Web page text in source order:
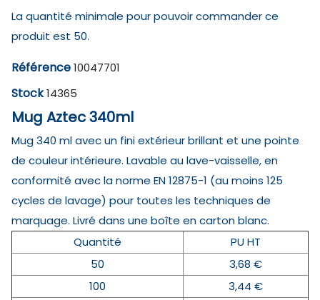
La quantité minimale pour pouvoir commander ce
produit est 50.
Référence10047701
Stock14365
Mug Aztec 340ml
Mug 340 ml avec un fini extérieur brillant et une pointe
de couleur intérieure. Lavable au lave-vaisselle, en
conformité avec la norme EN 12875-1 (au moins 125
cycles de lavage) pour toutes les techniques de
marquage. Livré dans une boîte en carton blanc.
Quantité
PU HT
50
3,68 €
100
3,44 €